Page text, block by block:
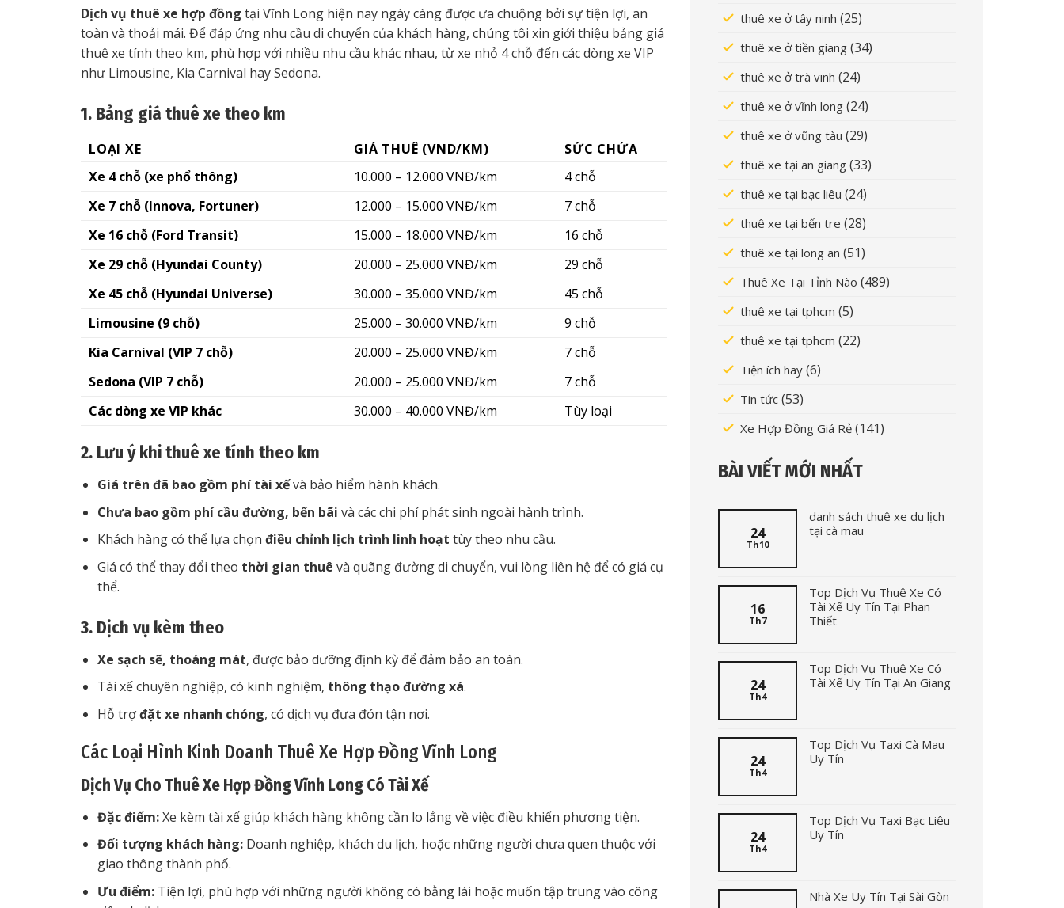
Dịch vụ thuê xe hợp đồng tại Vĩnh Long hiện nay ngày càng được ưa chuộng bởi sự tiện lợi, an
toàn và thoải mái. Để đáp ứng nhu cầu di chuyển của khách hàng, chúng tôi xin giới thiệu bảng giá
thuê xe tính theo km, phù hợp với nhiều nhu cầu khác nhau, từ xe nhỏ 4 chỗ đến các dòng xe VIP
như Limousine, Kia Carnival hay Sedona.
1. Bảng giá thuê xe theo km
LOẠI XE GIÁ THUÊ (VND/KM)
SỨC CHỨA
Xe 4 chỗ (xe phổ thông)
10.000 – 12.000 VNĐ/km
4 chỗ
Xe 7 chỗ (Innova, Fortuner)
12.000 – 15.000 VNĐ/km
7 chỗ
Xe 16 chỗ (Ford Transit)
15.000 – 18.000 VNĐ/km
16 chỗ
Xe 29 chỗ (Hyundai County)
20.000 – 25.000 VNĐ/km
29 chỗ
Xe 45 chỗ (Hyundai Universe)
30.000 – 35.000 VNĐ/km
45 chỗ
Limousine (9 chỗ)
25.000 – 30.000 VNĐ/km
9 chỗ
Kia Carnival (VIP 7 chỗ)
20.000 – 25.000 VNĐ/km
7 chỗ
Sedona (VIP 7 chỗ)
20.000 – 25.000 VNĐ/km
7 chỗ
Các dòng xe VIP khác
30.000 – 40.000 VNĐ/km Tùy loại
2. Lưu ý khi thuê xe tính theo km
Giá trên đã bao gồm phí tài xếvà bảo hiểm hành khách.
Chưa bao gồm phí cầu đường, bến bãi và các chi phí phát sinh ngoài hành trình.
Khách hàng có thể lựa chọn điều chỉnh lịch trình linh hoạt tùy theo nhu cầu.
Giá có thể thay đổi theo thời gian thuê và quãng đường di chuyển, vui lòng liên hệ để có giá cụ
thể.
3. Dịch vụ kèm theo
Xe sạch sẽ, thoáng mát, được bảo dưỡng định kỳ để đảm bảo an toàn.
Tài xế chuyên nghiệp, có kinh nghiệm, thông thạo đường xá.
Hỗ trợđặt xe nhanh chóng, có dịch vụ đưa đón tận nơi.
Các Loại Hình Kinh Doanh Thuê Xe Hợp Đồng Vĩnh Long
Dịch Vụ Cho Thuê Xe Hợp Đồng Vĩnh Long Có Tài Xế
Đặc điểm:Xe kèm tài xế giúp khách hàng không cần lo lắng về việc điều khiển phương tiện.
Đối tượng khách hàng:Doanh nghiệp, khách du lịch, hoặc những người chưa quen thuộc với
giao thông thành phố.
Ưu điểm:Tiện lợi, phù hợp với những người không có bằng lái hoặc muốn tập trung vào công
thuê xe ở tây ninh (25)
thuê xe ở tiền giang (34)
thuê xe ở trà vinh (24)
thuê xe ở vĩnh long (24)
thuê xe ở vũng tàu (29)
thuê xe tại an giang (33)
thuê xe tại bạc liêu (24)
thuê xe tại bến tre (28)
thuê xe tại long an (51)
Thuê Xe Tại Tỉnh Nào (489)
thuê xe tại tphcm (5)
thuê xe tại tphcm (22)
Tiện ích hay (6)
Tin tức (53)
Xe Hợp Đồng Giá Rẻ (141)
BÀI VIẾT MỚI NHẤT
24
Th10
danh sách thuê xe du lịch
tại cà mau
16
Th7
Top Dịch Vụ Thuê Xe Có
Tài Xế Uy Tín Tại Phan
Thiết
24
Th4
Top Dịch Vụ Thuê Xe Có
Tài Xế Uy Tín Tại An Giang
24
Th4
Top Dịch Vụ Taxi Cà Mau
Uy Tín
24
Th4
Top Dịch Vụ Taxi Bạc Liêu
Uy Tín
Nhà Xe Uy Tín Tại Sài Gòn